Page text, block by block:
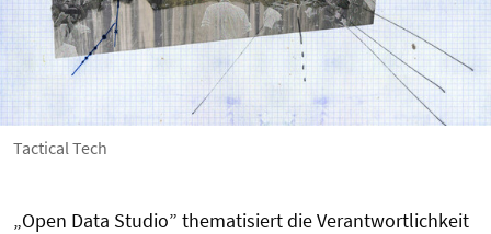
Tactical Tech
„Open Data Studio” thematisiert die Verantwortlichkeit